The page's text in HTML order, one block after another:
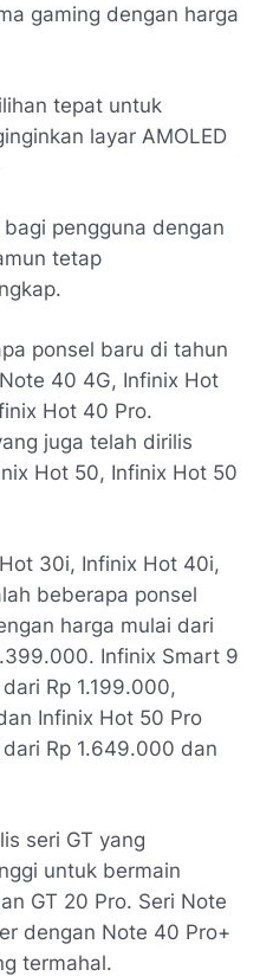
gaming dengan harga
tepat untuk
layar AMOLED
bagi pengguna dengan
tetap
ponsel baru di tahun
40 4G, Infinix Hot
Hot 40 Pro.
juga telah dirilis
Hot 50, Infinix Hot 50
30i, Infinix Hot 40i,
beberapa ponsel
harga mulai dari
Infinix Smart 9
Rp 1.199.000,
Infinix Hot 50 Pro
Rp 1.649.000 dan
seri GT yang
untuk bermain
GT 20 Pro. Seri Note
dengan Note 40 Pro+
termahal.